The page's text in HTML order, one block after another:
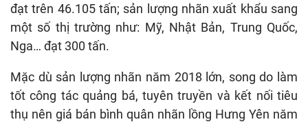
đạt trên 46.105 tấn; sản lượng nhãn xuất khẩu sang
một số thị trường như: Mỹ, Nhật Bản, Trung Quốc,
Nga… đạt 300 tấn.
Mặc dù sản lượng nhãn năm 2018 lớn, song do làm
tốt công tác quảng bá, tuyên truyền và kết nối tiêu
thụ nên giá bán bình quân nhãn lồng Hưng Yên năm